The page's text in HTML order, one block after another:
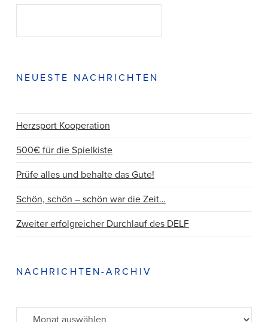
NEUESTE NACHRICHTEN
Herzsport Kooperation
500€ für die Spielkiste
Prüfe alles und behalte das Gute!
Schön, schön – schön war die Zeit…
Zweiter erfolgreicher Durchlauf des DELF
NACHRICHTEN-ARCHIV
Archiv